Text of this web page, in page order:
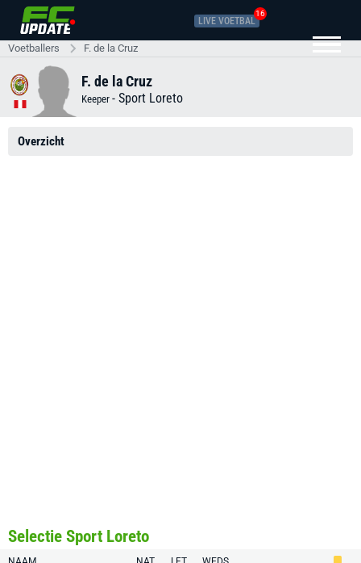
LIVE VOETBAL
16
Voetballers F. de la Cruz
F. de la Cruz
Keeper - Sport Loreto
Overzicht
Selectie Sport Loreto